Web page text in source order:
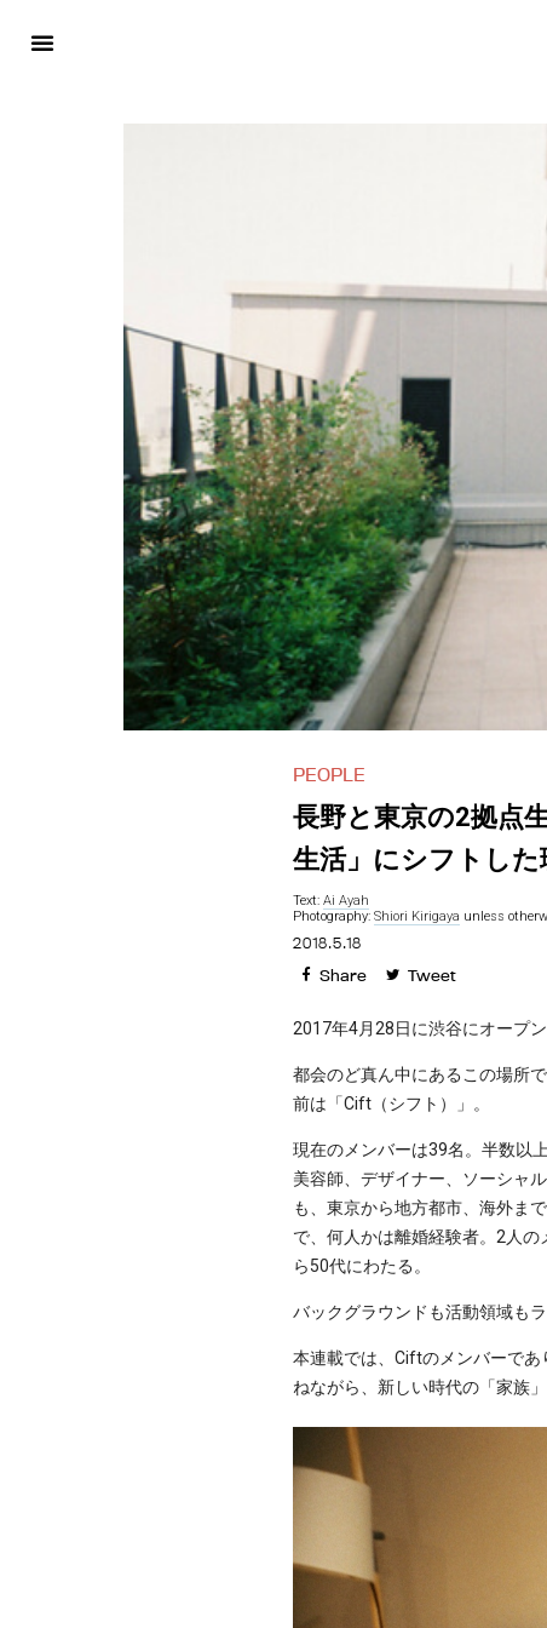
PEOPLE
長野と東京の2拠点
生活」にシフトし
Text: Ai Ayah
Photography: Shiori Kirigaya unless
2018.5.18
Share Tweet
2017年4月28日に渋谷にオープン
都会のど真ん中にあるこの場所
前は「Cift（シフト）」。
現在のメンバーは39名。半数以
美容師、デザイナー、ソーシャ
も、東京から地方都市、海外ま
で、何人かは離婚経験者。2人
ら50代にわたる。
バックグラウンドも活動領域も
本連載では、Ciftのメンバーで
ねながら、新しい時代の「家族